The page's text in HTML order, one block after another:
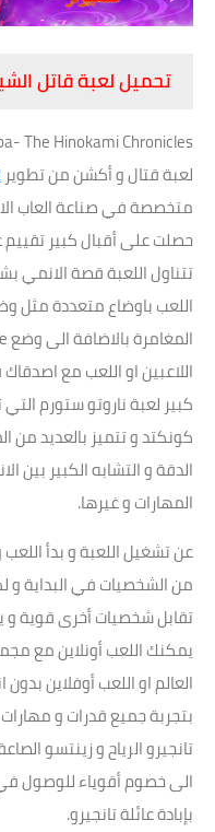
تحميل لعبة قاتل
لعبة قتال و أكشن من تطوير
حصلت على أقبال كبير
تتناول اللعبة قصة
اللعب باوضاع متعددة مثل
اللاعبين او اللعب مع
كبير لعبة ناروتو ستورم
كونكتد و تتميز بالعديد من
الدقة و التشابه الكبير بين
المهارات و غيرها.
عن تشغيل اللعبة و بدأ
من الشخصيات في البداية
تقابل شخصيات أخرى قوية و
يمكنك اللعب أونلاين مع
العالم او اللعب أوفلاين
بتجربة جميع قدرات و
تانجيرو الرياح و زينتسو
الى خصوم أقوياء للوصول
بإبادة عائلة تانجيرو.